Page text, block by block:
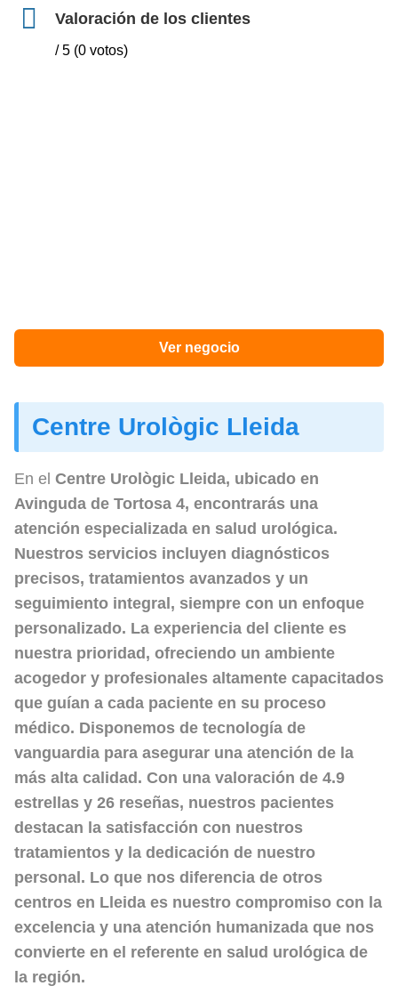
Valoración de los clientes
/ 5 (0 votos)
Ver negocio
Centre Urològic Lleida
En el Centre Urològic Lleida, ubicado en
Avinguda de Tortosa 4, encontrarás una
atención especializada en salud urológica.
Nuestros servicios incluyen diagnósticos
precisos, tratamientos avanzados y un
seguimiento integral, siempre con un enfoque
personalizado. La experiencia del cliente es
nuestra prioridad, ofreciendo un ambiente
acogedor y profesionales altamente capacitados
que guían a cada paciente en su proceso
médico. Disponemos de tecnología de
vanguardia para asegurar una atención de la
más alta calidad. Con una valoración de 4.9
estrellas y 26 reseñas, nuestros pacientes
destacan la satisfacción con nuestros
tratamientos y la dedicación de nuestro
personal. Lo que nos diferencia de otros
centros en Lleida es nuestro compromiso con la
excelencia y una atención humanizada que nos
convierte en el referente en salud urológica de
la región.